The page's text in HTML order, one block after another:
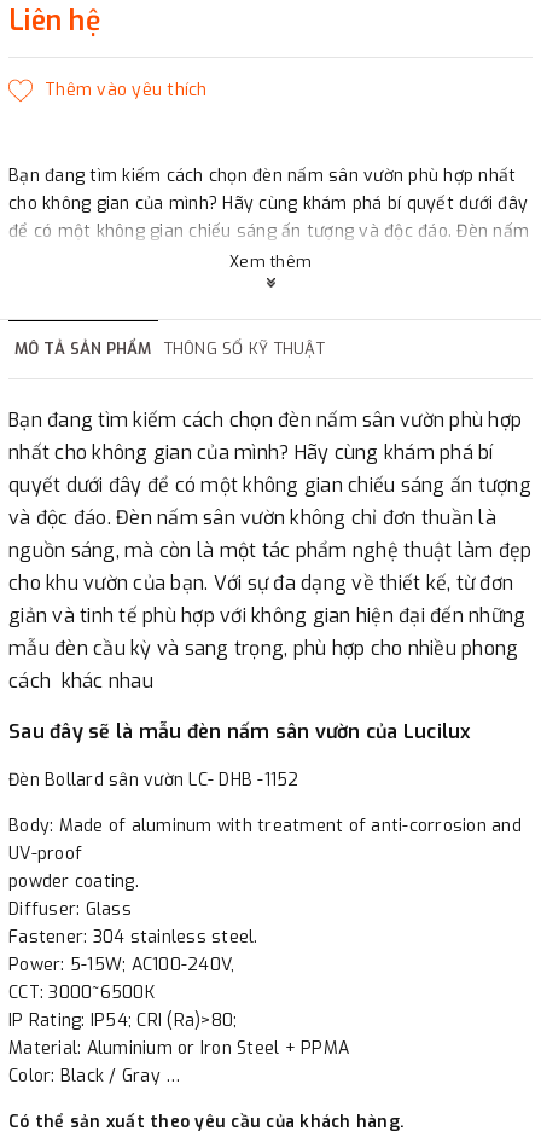
Liên hệ
Bạn đang tìm kiếm cách chọn đèn nấm sân vườn phù hợp nhất
cho không gian của mình? Hãy cùng khám phá bí quyết dưới đây
để có một không gian chiếu sáng ấn tượng và độc đáo. Đèn nấm
sân vườn không chỉ đơn thuần là nguồn sáng, mà còn là một tác
phẩm nghệ thuật làm đẹp cho khu vườn của bạn. Với sự đa dạng
về thiết kế, từ đơn giản và tinh tế phù hợp với không gian hiện
đại đến những mẫu đèn cầu kỳ và sang trọng, phù hợp cho
Xem thêm
MÔ TẢ SẢN PHẨM THÔNG SỐ KỸ THUẬT
Bạn đang tìm kiếm cách chọn đèn nấm sân vườn phù hợp
nhất cho không gian của mình? Hãy cùng khám phá bí
quyết dưới đây để có một không gian chiếu sáng ấn tượng
và độc đáo. Đèn nấm sân vườn không chỉ đơn thuần là
nguồn sáng, mà còn là một tác phẩm nghệ thuật làm đẹp
cho khu vườn của bạn. Với sự đa dạng về thiết kế, từ đơn
giản và tinh tế phù hợp với không gian hiện đại đến những
mẫu đèn cầu kỳ và sang trọng, phù hợp cho nhiều phong
cách khác nhau
Sau đây sẽ là mẫu đèn nấm sân vườn của Lucilux
Đèn Bollard sân vườn LC- DHB -1152
Body: Made of aluminum with treatment of anti-corrosion and
UV-proof
powder coating.
Diffuser: Glass
Fastener: 304 stainless steel.
Power: 5-15W; AC100-240V,
CCT: 3000~6500K
IP Rating: IP54; CRI (Ra)>80;
Material: Aluminium or Iron Steel + PPMA
Color: Black / Gray …
Có thể sản xuất theo yêu cầu của khách hàng.